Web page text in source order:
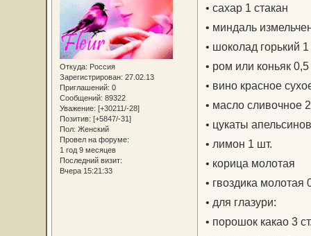
Откуда: Россия
Зарегистрирован: 27.02.13
Приглашений: 0
Сообщений: 89322
Уважение: [+30211/-28]
Позитив: [+5847/-31]
Пол: Женский
Провел на форуме:
1 год 9 месяцев
Последний визит:
Вчера 15:21:33
• сахар 1 стакан
• миндаль
• шоколад горький 1
• ром или коньяк 0,5
• вино красное
• масло сливочное 2
• цукаты
• лимон 1 шт.
• корица молотая
• гвоздика молотая
• для глазури:
• порошок какао 3